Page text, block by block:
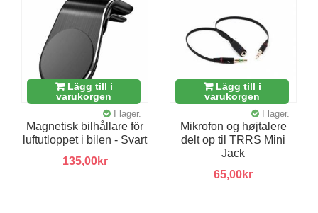
Lägg till i
varukorgen
I lager.
Magnetisk bilhållare för
luftutloppet i bilen - Svart
135,00kr
Lägg till i
varukorgen
I lager.
Mikrofon og højtalere
delt op til TRRS Mini
Jack
65,00kr